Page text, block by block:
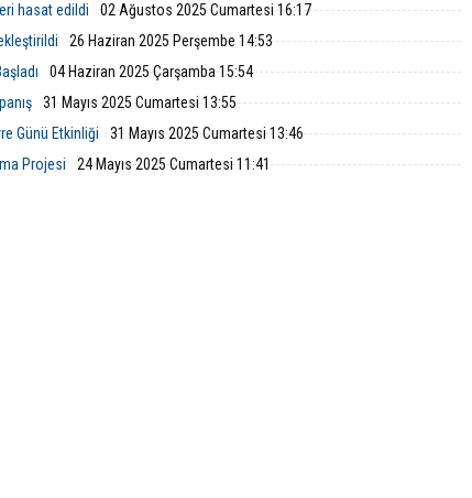
hasat edildi
02 Ağustos 2025 Cumartesi 16:17
26 Haziran 2025 Perşembe 14:53
04 Haziran 2025 Çarşamba 15:54
31 Mayıs 2025 Cumartesi 13:55
Günü Etkinliği
31 Mayıs 2025 Cumartesi 13:46
Projesi
24 Mayıs 2025 Cumartesi 11:41